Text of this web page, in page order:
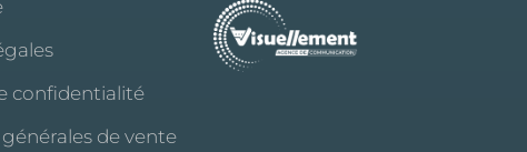
confidentialité
de vente